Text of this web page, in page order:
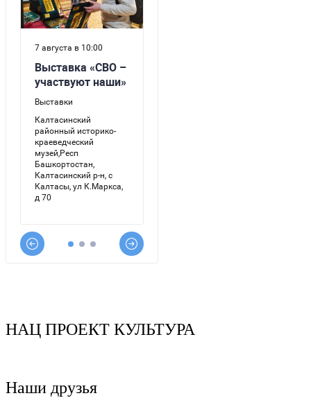
НАЦ ПРОЕКТ КУЛЬТУРА
Наши друзья